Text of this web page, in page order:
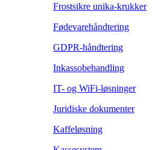
Frostsikre unika-krukker
Fødevarehåndtering
GDPR-håndtering
Inkassobehandling
IT- og WiFi-løsninger
Juridiske dokumenter
Kaffeløsning